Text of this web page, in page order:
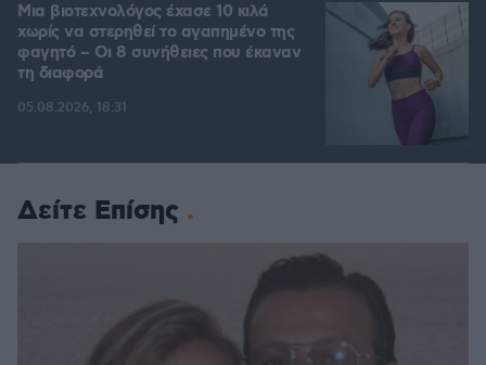
Μια βιοτεχνολόγος έχασε 10 κιλά
χωρίς να στερηθεί το αγαπημένο της
φαγητό – Οι 8 συνήθειες που έκαναν
τη διαφορά
05.08.2026, 18:31
Δείτε Επίσης